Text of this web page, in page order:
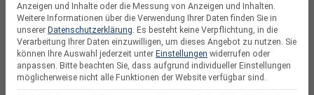
Anzeigen und Inhalte oder die Messung von Anzeigen und Inhalten.
Weitere Informationen über die Verwendung Ihrer Daten finden Sie in
unserer Datenschutzerklärung. Es besteht keine Verpflichtung, in die
Verarbeitung Ihrer Daten einzuwilligen, um dieses Angebot zu nutzen. Sie
können Ihre Auswahl jederzeit unter Einstellungen widerrufen oder
anpassen. Bitte beachten Sie, dass aufgrund individueller Einstellungen
möglicherweise nicht alle Funktionen der Website verfügbar sind.